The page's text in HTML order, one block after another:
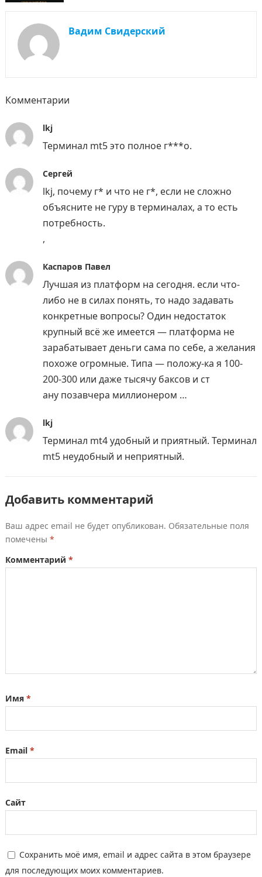
Вадим Свидерский
Комментарии
lkj
Терминал mt5 это полное г***о.
Сергей
lkj, почему г* и что не г*, если не сложно
объясните не гуру в терминалах, а то есть
потребность.
,
Каспаров Павел
Лучшая из платформ на сегодня. если что-
либо не в силах понять, то надо задавать
конкретные вопросы? Один недостаток
крупный всё же имеется — платформа не
зарабатывает деньги сама по себе, а желания
похоже огромные. Типа — положу-ка я 100-
200-300 или даже тысячу баксов и ст
ану позавчера миллионером …
lkj
Терминал mt4 удобный и приятный. Терминал
mt5 неудобный и неприятный.
Добавить комментарий
Ваш адрес email не будет опубликован. Обязательные поля
помечены *
Комментарий *
Имя *
Email *
Сайт
Сохранить моё имя, email и адрес сайта в этом браузере
для последующих моих комментариев.